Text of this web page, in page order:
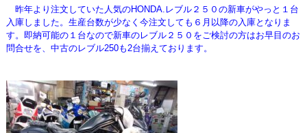
昨年より注文していた人気のHONDA.レブル２５０の新車がやっと１台
入庫しました。生産台数が少なく今注文しても６月以降の入庫となりま
す。即納可能の１台なので新車のレブル２５０をご検討の方はお早目のお
問合せを、中古のレブル250も2台揃えております。